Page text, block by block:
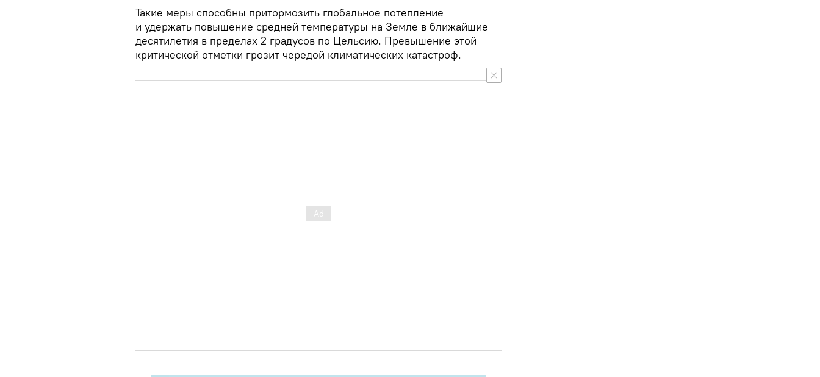
Такие меры способны притормозить глобальное потепление
и удержать повышение средней температуры на Земле в ближайшие
десятилетия в пределах 2 градусов по Цельсию. Превышение этой
критической отметки грозит чередой климатических катастроф.